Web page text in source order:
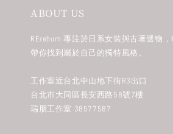
ABOUT US
REreburn 專注於日系女裝與古著選物
帶你找到屬於自己的獨特風格。
工作室近台北中山地下街R3出口
台北市大同區長安西路58號7樓
瑞朋工作室 38577587